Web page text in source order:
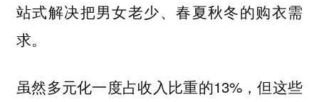
站式解决把男女老少、春夏秋冬的购衣需
求。
虽然多元化一度占收入比重的13%，但这些